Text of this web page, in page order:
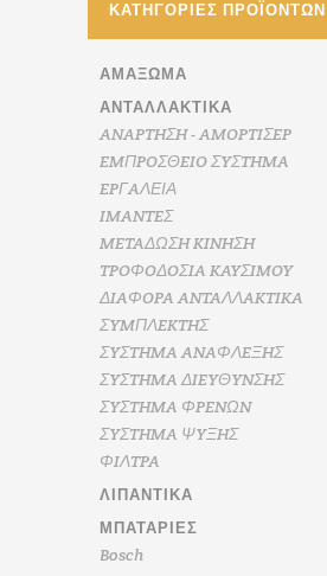
ΚΑΤΗΓΟΡΊΕΣ ΠΡΟΪΌΝΤΩΝ
ΑΜΆΞΩΜΑ
ΑΝΤΑΛΛΑΚΤΙΚΑ
ANAPTHΣH - AMOPTIΣEP
EMΠPOΣΘEIO ΣYΣTHMA
EPΓAΛΕΙΑ
IMANTEΣ
METAΔΩΣH KINHΣH
TPOΦOΔOΣIA KAYΣIMOY
ΔIAΦOPA ANTAΛΛAKTIKA
ΣYMΠΛEKTHΣ
ΣYΣTHMA ANAΦΛEΞHΣ
ΣYΣTHMA ΔIEYΘYNΣHΣ
ΣYΣTHMA ΦPENΩN
ΣYΣTHMA ΨYΞHΣ
ΦIΛTPA
ΛΙΠΑΝΤΙΚΆ
ΜΠΑΤΑΡΊΕΣ
Bosch